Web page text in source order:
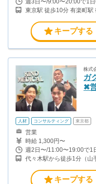
週3日〜/9:00〜20:00で1
東京駅 徒歩10分 有楽町駅
キープする
株式
ガ
✖︎
人材 コンサルティング 東京都
営業
時給 1,300円〜
週2日〜/11:00〜19:00で1
代々木駅から徒歩1分（山
キープする